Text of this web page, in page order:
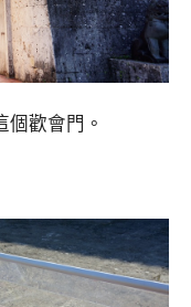
歡會門。